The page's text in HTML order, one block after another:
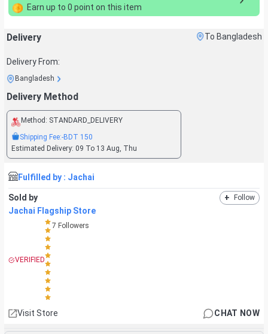
Earn up to 0 point on this item
Delivery To Bangladesh
Delivery From:
Bangladesh
Delivery Method
Method: STANDARD_DELIVERY
Shipping Fee:-BDT 150
Estimated Delivery: 09 To 13 Aug, Thu
Fulfilled by : Jachai
Sold by + Follow
Jachai Flagship Store
VERIFIED
7 Followers
Visit Store CHAT NOW